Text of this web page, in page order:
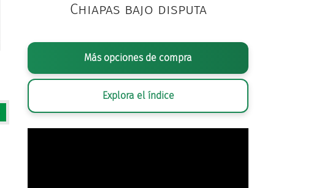
REYES MAGOS, TALLA EN MADERA POLICROMADA Y DORADA,
VIRREINATO, SECRETARÍA DE
Chiapas bajo disputa
Más opciones de compra
Explora el índice